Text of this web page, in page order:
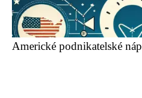
Americké podnikatelské